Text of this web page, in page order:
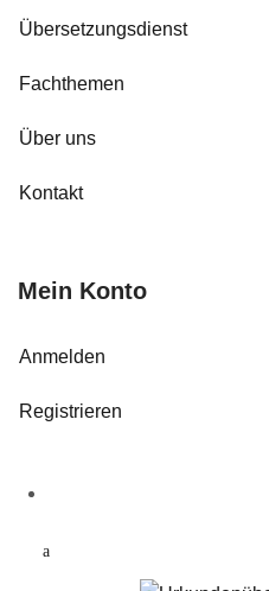
Übersetzungsdienst
Fachthemen
Über uns
Kontakt
Mein Konto
Anmelden
Registrieren